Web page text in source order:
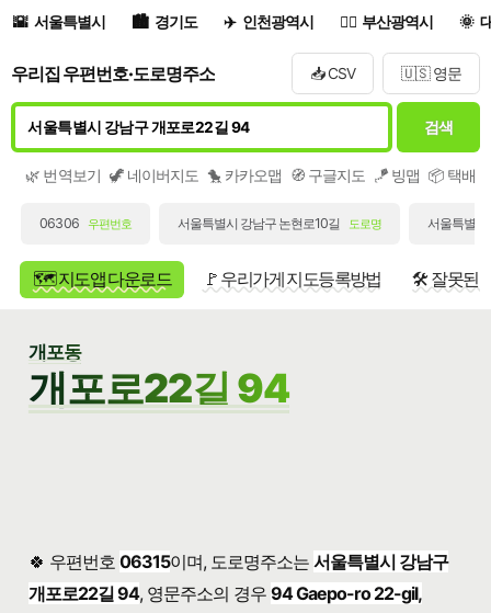
서울특별시 경기도 인천광역시 부산광역시
우리집 우편번호·도로명주소 📥 CSV 🇺🇸 영문
검색
🌿 번역보기 🦖 네이버지도 🐤 카카오맵 🧭 구글지도 🪁 빙맵 📦 택배/
06306 우편번호 서울특별시 강남구 논현로10길 도로명 서울특별
🗺️ 지도앱 다운로드 🚩 우리가게 지도등록방법 🛠️ 잘못된
개포동
개포로22길 94
🍀 우편번호 06315이며, 도로명주소는서울특별시 강남구
개포로22길 94, 영문주소의 경우94 Gaepo-ro 22-gil,